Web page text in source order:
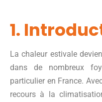
1.
La chaleur estivale
dans de nombreux
particulier en France.
recours à la